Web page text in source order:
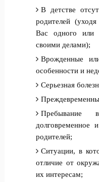
В детстве
родителей
Вас одного или
своими делами);
Врожденные
особенности и
Серьезная
Пребывание
долговременное
родителей;
Ситуации, в
отличие от
их интересам;